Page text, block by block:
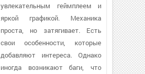
увлекательным геймплеем и
яркой графикой. Механика
проста, но затягивает. Есть
свои особенности, которые
добавляют интереса. Однако
иногда возникают баги, что